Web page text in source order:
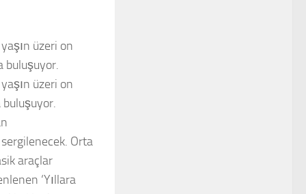
üzeri on
buluşuyor.
üzeri on
buluşuyor.
Orta
araçlar
‘Yıllara